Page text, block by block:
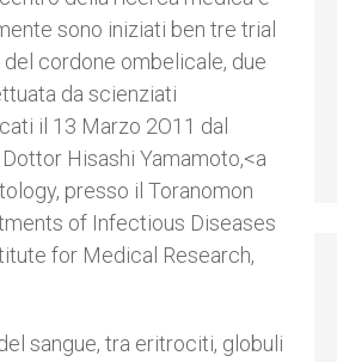
sono iniziati ben tre trial
cordone ombelicale, due
da scienziati
il 13 Marzo 2O11 dal
Hisashi Yamamoto,<a
presso il Toranomon
of Infectious Diseases
for Medical Research,
sangue, tra eritrociti, globuli